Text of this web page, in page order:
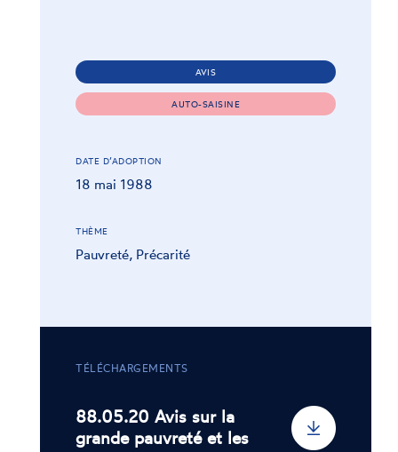
AVIS
AUTO-SAISINE
DATE D’ADOPTION
18 mai 1988
THÈME
Pauvreté, Précarité
TÉLÉCHARGEMENTS
88.05.20 Avis sur la
grande pauvreté et les